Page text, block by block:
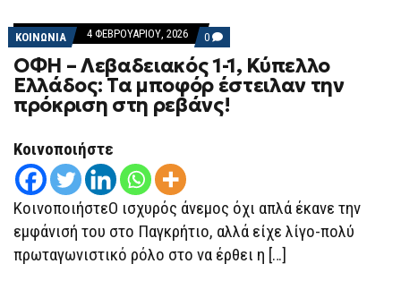
ΚΟΙΝΩΝΙΑ 4 ΦΕΒΡΟΥΑΡΊΟΥ, 2026 0 COMMENTS
ON
ΟΦΗ
–
ΛΕΒΑΔΕΙΑΚΌΣ
1-
1,
ΠΡΌΚΡΙΣΗ
ΣΤΗ
ΡΕΒΆΝΣ!
ΟΦΗ – Λεβαδειακός 1-1, Κύπελλο
Ελλάδος: Τα μποφόρ έστειλαν την
πρόκριση στη ρεβάνς!
Κοινοποιήστε
ΚοινοποιήστεΟ ισχυρός άνεμος όχι απλά έκανε την
εμφάνισή του στο Παγκρήτιο, αλλά είχε λίγο-πολύ
πρωταγωνιστικό ρόλο στο να έρθει η […]